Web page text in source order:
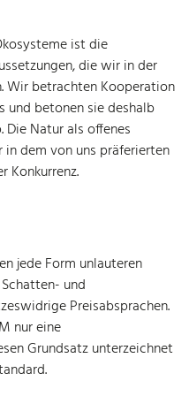
ist die
die wir in der
Wir betrachten Kooperation
betonen sie deshalb
Die Natur als offenes
dem von uns präferierten
Konkurrenz.
jede Form unlauteren
und
Preisabsprachen.
nur eine
Grundsatz unterzeichnet